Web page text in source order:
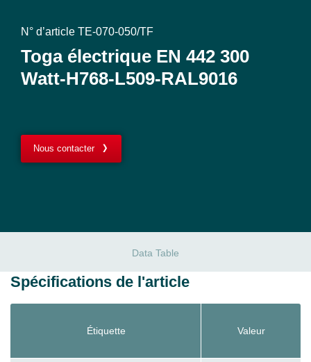
N° d’article TE-070-050/TF
Toga électrique EN 442 300
Watt-H768-L509-RAL9016
Nous contacter
Data Table
Spécifications de l'article
Étiquette Valeur